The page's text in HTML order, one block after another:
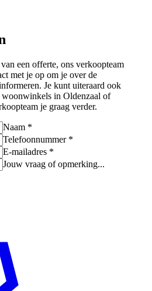
een offerte, ons verkoopteam
met je op om je over de
Je kunt uiteraard ook
woonwinkels in Oldenzaal of
je graag verder.
Naam *
Telefoonnummer *
E-mailadres *
Jouw vraag of opmerking...